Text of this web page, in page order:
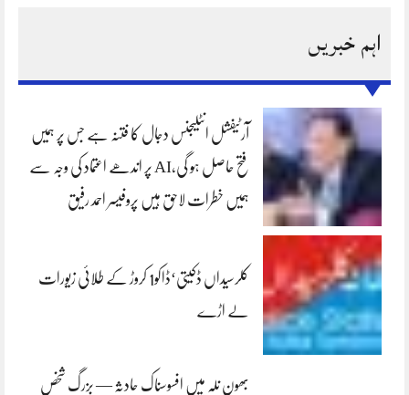
اہم خبریں
آرٹیفشل انٹلیجنس دجال کا فتنہ ہے جس پر ہمیں
فتح حاصل ہو گی،AI پر اندھے اعتماد کی وجہ سے
ہمیں خطرات لاحق ہیں پروفیسر احمد رفیق
کلرسیداں ڈکیتی‘ڈاکو1 کروڑ کے طلائی زیورات
لے اڑے
بھون نلہ میں افسوسناک حادثہ — بزرگ شخص